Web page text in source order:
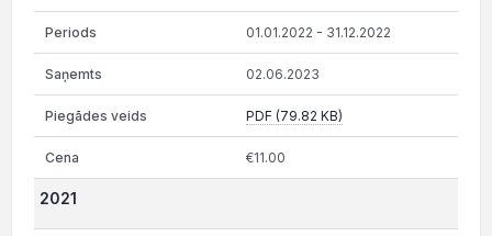
01.01.2022 - 31.12.2022
02.06.2023
PDF (79.82 KB)
€11.00
2021